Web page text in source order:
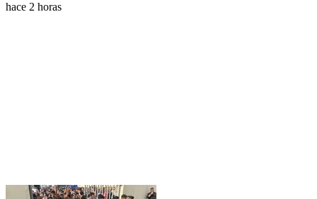
hace 2 horas